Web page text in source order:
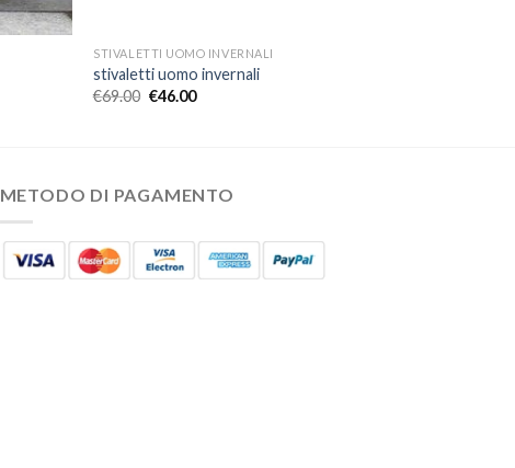
STIVALETTI UOMO INVERNALI
stivaletti uomo invernali
€69.00 €46.00
METODO DI PAGAMENTO